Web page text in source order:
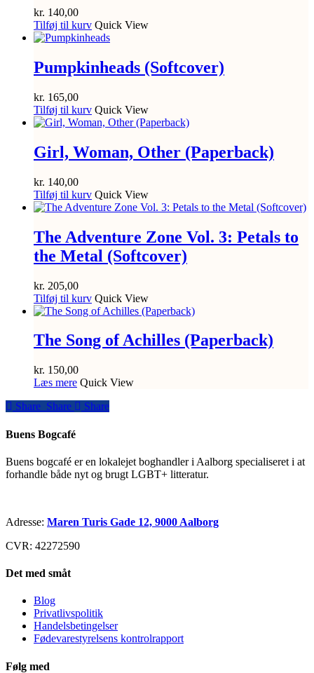
kr. 140,00
Tilføj til kurv Quick View
Pumpkinheads (Softcover)
kr. 165,00
Tilføj til kurv Quick View
Girl, Woman, Other (Paperback)
kr. 140,00
Tilføj til kurv Quick View
The Adventure Zone Vol. 3: Petals to
the Metal (Softcover)
kr. 205,00
Tilføj til kurv Quick View
The Song of Achilles (Paperback)
kr. 150,00
Læs mere Quick View
Share
Share Share Share
Buens Bogcafé
Buens bogcafé er en lokalejet boghandler i Aalborg specialiseret i at
forhandle både nyt og brugt LGBT+ litteratur.
Adresse: Maren Turis Gade 12, 9000 Aalborg
CVR: 42272590
Det med småt
Blog
Privatlivspolitik
Handelsbetingelser
Fødevarestyrelsens kontrolrapport
Følg med